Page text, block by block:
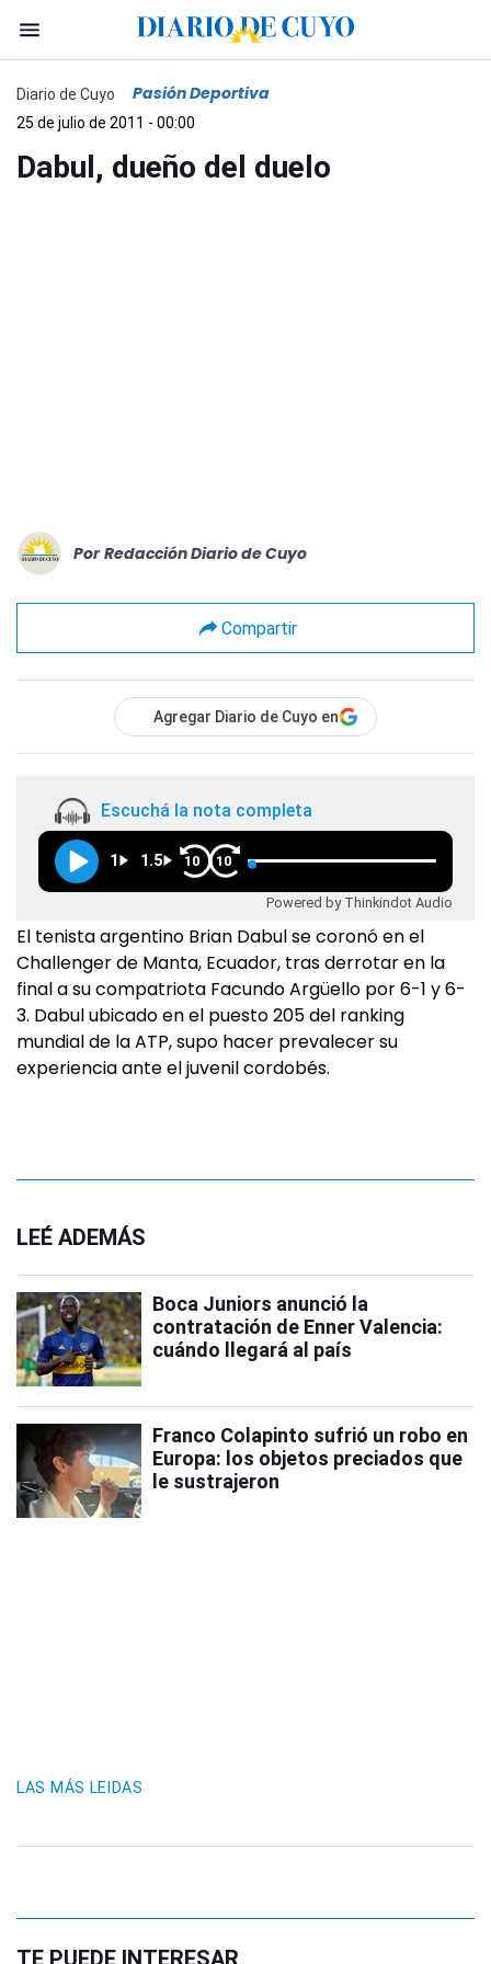
Diario de Cuyo Pasión Deportiva
25 de julio de 2011 - 00:00
Dabul, dueño del duelo
Por Redacción Diario de Cuyo
Compartir
Agregar Diario de Cuyo en
Escuchá la nota completa
1 1.5 10 10
Powered by Thinkindot Audio
El tenista argentino Brian Dabul se coronó en el
Challenger de Manta, Ecuador, tras derrotar en la
final a su compatriota Facundo Argüello por 6-1 y 6-
3. Dabul ubicado en el puesto 205 del ranking
mundial de la ATP, supo hacer prevalecer su
experiencia ante el juvenil cordobés.
LEÉ ADEMÁS
Boca Juniors anunció la
contratación de Enner Valencia:
cuándo llegará al país
Franco Colapinto sufrió un robo en
Europa: los objetos preciados que
le sustrajeron
LAS MÁS LEIDAS
TE PUEDE INTERESAR